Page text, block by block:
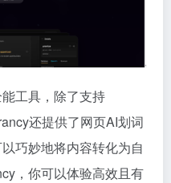
工具，除了支持
还提供了网页AI划词
巧妙地将内容转化为自
，你可以体验高效且有